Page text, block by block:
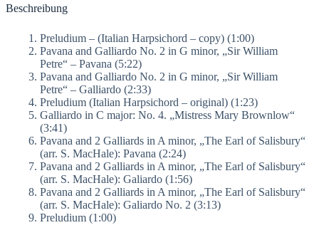
Beschreibung
Preludium – (Italian Harpsichord – copy) (1:00)
Pavana and Galliardo No. 2 in G minor, „Sir William
Petre“ – Pavana (5:22)
Pavana and Galliardo No. 2 in G minor, „Sir William
Petre“ – Galliardo (2:33)
Preludium (Italian Harpsichord – original) (1:23)
Galliardo in C major: No. 4. „Mistress Mary Brownlow“
(3:41)
Pavana and 2 Galliards in A minor, „The Earl of Salisbury“
(arr. S. MacHale): Pavana (2:24)
Pavana and 2 Galliards in A minor, „The Earl of Salisbury“
(arr. S. MacHale): Galiardo (1:56)
Pavana and 2 Galliards in A minor, „The Earl of Salisbury“
(arr. S. MacHale): Galiardo No. 2 (3:13)
Preludium (1:00)